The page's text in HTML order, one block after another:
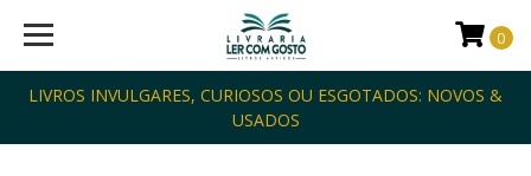
LIVROS INVULGARES, CURIOSOS OU ESGOTADOS: NOVOS &
USADOS
0